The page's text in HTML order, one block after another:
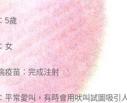
5歲
女
疫苗：完成注射
平常愛叫，有時會用吠叫試圖吸引